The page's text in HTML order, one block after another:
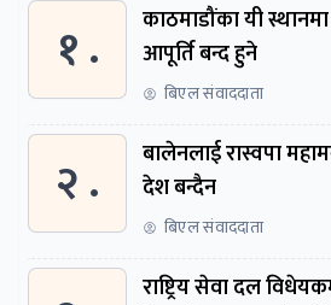
१ .
काठमाडौंका यी
आपूर्ति बन्द हुने
बिएल संवाददाता
२ .
बालेनलाई रास्वपा
देश बन्दैन
बिएल संवाददाता
राष्ट्रिय सेवा दल